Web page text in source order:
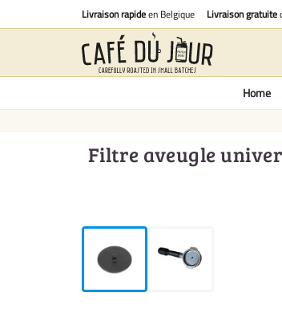
Livraison rapideen Belgique Livraison gratuite
Home
Filtre aveugle